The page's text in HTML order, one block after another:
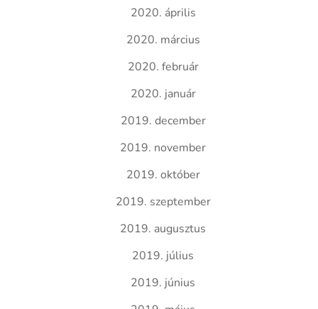
2020. április
2020. március
2020. február
2020. január
2019. december
2019. november
2019. október
2019. szeptember
2019. augusztus
2019. július
2019. június